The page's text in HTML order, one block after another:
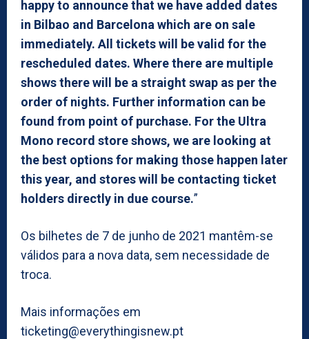
happy to announce that we have added dates
in Bilbao and Barcelona which are on sale
immediately. All tickets will be valid for the
rescheduled dates. Where there are multiple
shows there will be a straight swap as per the
order of nights. Further information can be
found from point of purchase. For the Ultra
Mono record store shows, we are looking at
the best options for making those happen later
this year, and stores will be contacting ticket
holders directly in due course.”
Os bilhetes de 7 de junho de 2021 mantêm-se
válidos para a nova data, sem necessidade de
troca.
Mais informações em
ticketing@everythingisnew.pt